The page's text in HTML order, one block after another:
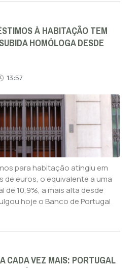
À HABITAÇÃO TEM
HOMÓLOGA DESDE
13:57
para habitação atingiu em
de euros, o equivalente a uma
de 10,9%, a mais alta desde
hoje o Banco de Portugal
CADA VEZ MAIS: PORTUGAL